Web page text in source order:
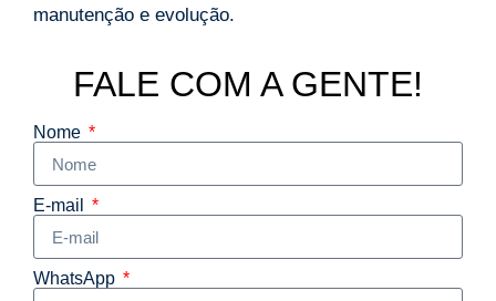
manutenção e evolução.
FALE COM A GENTE!
Nome
E-mail
WhatsApp